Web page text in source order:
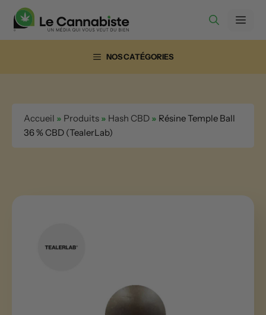
Aller
contenu
NOS CATÉGORIES
Accueil » Produits » Hash CBD » Résine Temple Ball
36 % CBD (TealerLab)